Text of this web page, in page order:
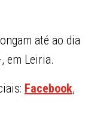
até ao dia
em Leiria.
Facebook,